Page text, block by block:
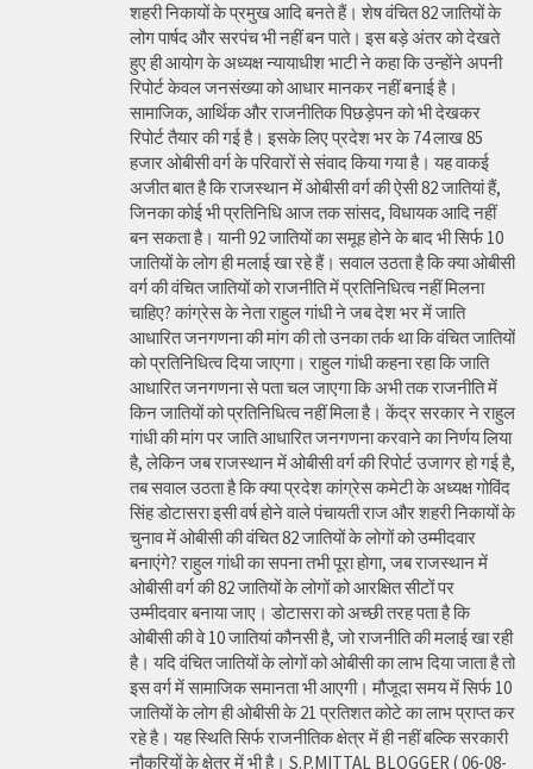
शहरी निकायों के प्रमुख आदि बनते हैं। शेष वंचित 82 जातियों के
लोग पार्षद और सरपंच भी नहीं बन पाते। इस बड़े अंतर को देखते
हुए ही आयोग के अध्यक्ष न्यायाधीश भाटी ने कहा कि उन्होंने अपनी
रिपोर्ट केवल जनसंख्या को आधार मानकर नहीं बनाई है।
सामाजिक, आर्थिक और राजनीतिक पिछड़ेपन को भी देखकर
रिपोर्ट तैयार की गई है। इसके लिए प्रदेश भर के 74 लाख 85
हजार ओबीसी वर्ग के परिवारों से संवाद किया गया है। यह वाकई
अजीत बात है कि राजस्थान में ओबीसी वर्ग की ऐसी 82 जातियां हैं,
जिनका कोई भी प्रतिनिधि आज तक सांसद, विधायक आदि नहीं
बन सकता है। यानी 92 जातियों का समूह होने के बाद भी सिर्फ 10
जातियों के लोग ही मलाई खा रहे हैं। सवाल उठता है कि क्या ओबीसी
वर्ग की वंचित जातियों को राजनीति में प्रतिनिधित्व नहीं मिलना
चाहिए? कांग्रेस के नेता राहुल गांधी ने जब देश भर में जाति
आधारित जनगणना की मांग की तो उनका तर्क था कि वंचित जातियों
को प्रतिनिधित्व दिया जाएगा। राहुल गांधी कहना रहा कि जाति
आधारित जनगणना से पता चल जाएगा कि अभी तक राजनीति में
किन जातियों को प्रतिनिधित्व नहीं मिला है। केंद्र सरकार ने राहुल
गांधी की मांग पर जाति आधारित जनगणना करवाने का निर्णय लिया
है, लेकिन जब राजस्थान में ओबीसी वर्ग की रिपोर्ट उजागर हो गई है,
तब सवाल उठता है कि क्या प्रदेश कांग्रेस कमेटी के अध्यक्ष गोविंद
सिंह डोटासरा इसी वर्ष होने वाले पंचायती राज और शहरी निकायों के
चुनाव में ओबीसी की वंचित 82 जातियों के लोगों को उम्मीदवार
बनाएंगे? राहुल गांधी का सपना तभी पूरा होगा, जब राजस्थान में
ओबीसी वर्ग की 82 जातियों के लोगों को आरक्षित सीटों पर
उम्मीदवार बनाया जाए। डोटासरा को अच्छी तरह पता है कि
ओबीसी की वे 10 जातियां कौनसी है, जो राजनीति की मलाई खा रही
है। यदि वंचित जातियों के लोगों को ओबीसी का लाभ दिया जाता है तो
इस वर्ग में सामाजिक समानता भी आएगी। मौजूदा समय में सिर्फ 10
जातियों के लोग ही ओबीसी के 21 प्रतिशत कोटे का लाभ प्राप्त कर
रहे है। यह स्थिति सिर्फ राजनीतिक क्षेत्र में ही नहीं बल्कि सरकारी
नौकरियों के क्षेत्र में भी है। S.P.MITTAL BLOGGER ( 06-08-